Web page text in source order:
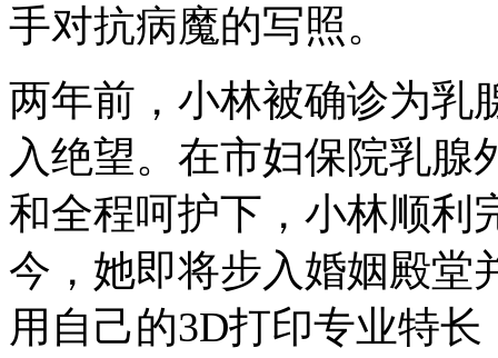
手对抗病魔的写照。
两年前，小林被确诊为乳
入绝望。在市妇保院乳腺
和全程呵护下，小林顺利
今，她即将步入婚姻殿堂
用自己的3D打印专业特